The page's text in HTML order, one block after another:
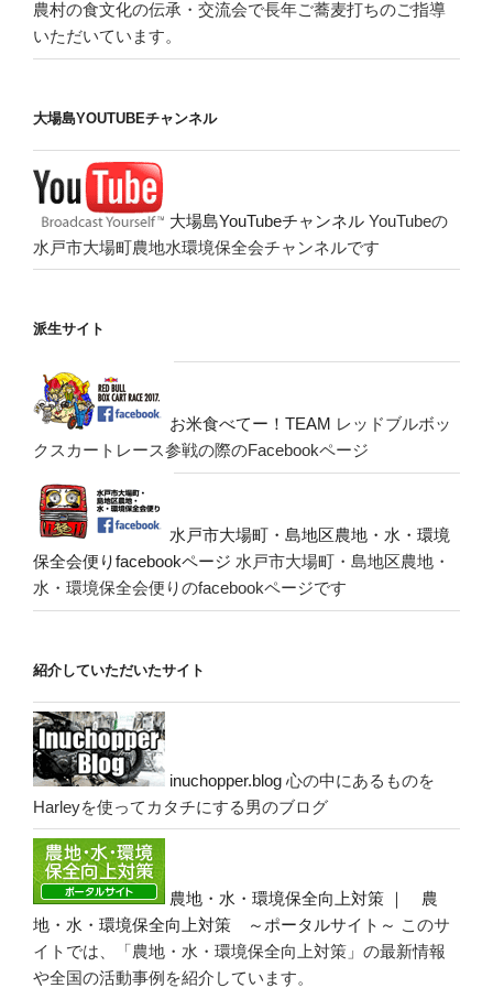
農村の食文化の伝承・交流会で長年ご蕎麦打ちのご指導
いただいています。
大場島YOUTUBEチャンネル
大場島YouTubeチャンネル YouTubeの
水戸市大場町農地水環境保全会チャンネルです
派生サイト
お米食べてー！TEAM レッドブルボッ
クスカートレース参戦の際のFacebookページ
水戸市大場町・島地区農地・水・環境
保全会便りfacebookページ 水戸市大場町・島地区農地・
水・環境保全会便りのfacebookページです
紹介していただいたサイト
inuchopper.blog 心の中にあるものを
Harleyを使ってカタチにする男のブログ
農地・水・環境保全向上対策 ｜ 農
地・水・環境保全向上対策 ～ポータルサイト～ このサ
イトでは、「農地・水・環境保全向上対策」の最新情報
や全国の活動事例を紹介しています。